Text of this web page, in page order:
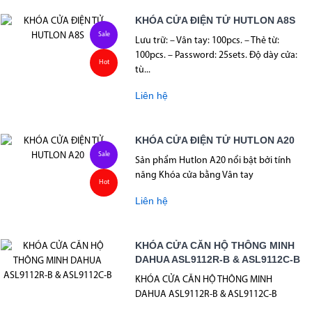
Sale
Hot
KHÓA CỬA ĐIỆN TỬ HUTLON A8S
Lưu trữ: – Vân tay: 100pcs. – Thẻ từ:
100pcs. – Password: 25sets. Độ dày cửa:
tù...
Liên hệ
Sale
Hot
KHÓA CỬA ĐIỆN TỬ HUTLON A20
Sản phẩm Hutlon A20 nổi bật bởi tính
năng Khóa cửa bằng Vân tay
Liên hệ
KHÓA CỬA CĂN HỘ THÔNG MINH
DAHUA ASL9112R-B & ASL9112C-B
KHÓA CỬA CĂN HỘ THÔNG MINH
DAHUA ASL9112R-B & ASL9112C-B